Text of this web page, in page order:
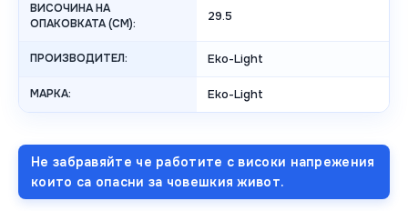
ВИСОЧИНА НА
ОПАКОВКАТА (СМ):
29.5
ПРОИЗВОДИТЕЛ: Eko-Light
МАРКА: Eko-Light
Не забравяйте че работите с високи напрежения
които са опасни за човешкия живот.